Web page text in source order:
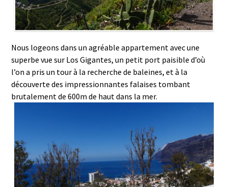
Nous logeons dans un agréable appartement avec une
superbe vue sur Los Gigantes, un petit port paisible d’où
l’on a pris un tour à la recherche de baleines, et à la
découverte des impressionnantes falaises tombant
brutalement de 600m de haut dans la mer.